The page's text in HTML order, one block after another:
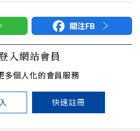
關注FB
入網站會員
多個人化的會員服務
快速註冊